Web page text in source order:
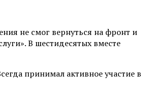
не смог вернуться на фронт и
В шестидесятых вместе
принимал активное участие в